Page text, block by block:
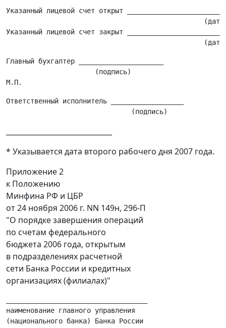
Указанный лицевой счет открыт
Указанный лицевой счет закрыт
Главный бухгалтер _____________________
                      (подпись)
Ответственный исполнитель __________________
* Указывается дата второго рабочего дня 2007 года.
Приложение 2
к Положению
Минфина РФ и ЦБР
от 24 ноября 2006 г. NN 149н, 296-П
"О порядке завершения операций
по счетам федерального
бюджета 2006 года, открытым
в подразделениях расчетной
сети Банка России и кредитных
организациях (филиалах)"
наименование главного управления